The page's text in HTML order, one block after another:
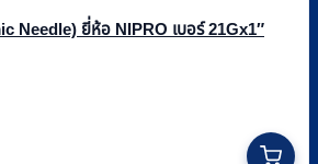
Needle) ยี่ห้อ NIPRO เบอร์ 21Gx1″